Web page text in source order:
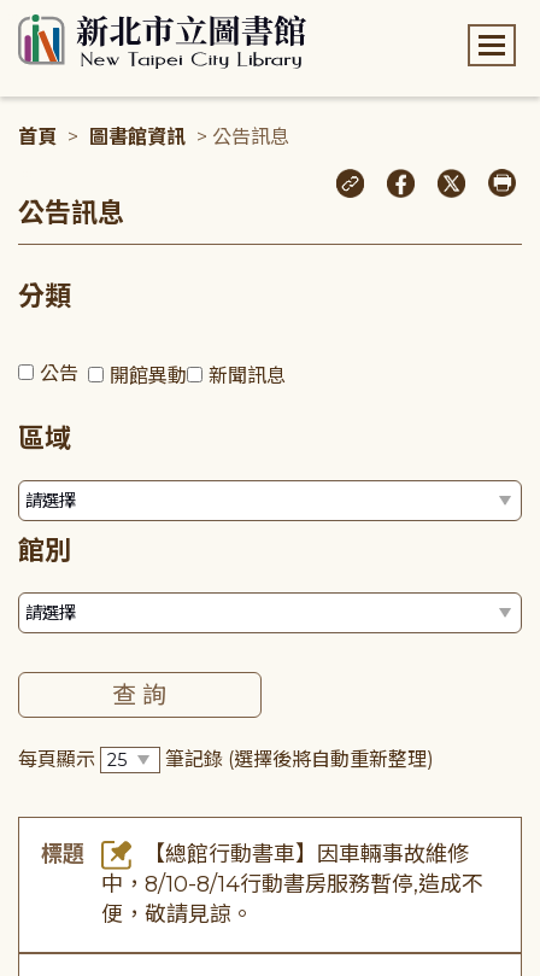
首頁 > 圖書館資訊 > 公告訊息
公告訊息
分類
公告 開館異動 新聞訊息
區域
館別
每頁顯示 筆記錄 (選擇後將自動重新整理)
標題
【總館行動書車】因車輛事故維修
中，8/10-8/14行動書房服務暫停,造成不
便，敬請見諒。